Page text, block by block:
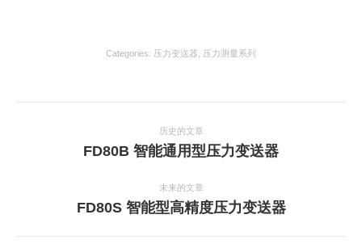
Categories: 压力变送器 压力测量系列
历史的文章
上
目：
FD80B 智能通用型压力变送器
未来的文章
下
个
FD80S 智能型高精度压力变送器